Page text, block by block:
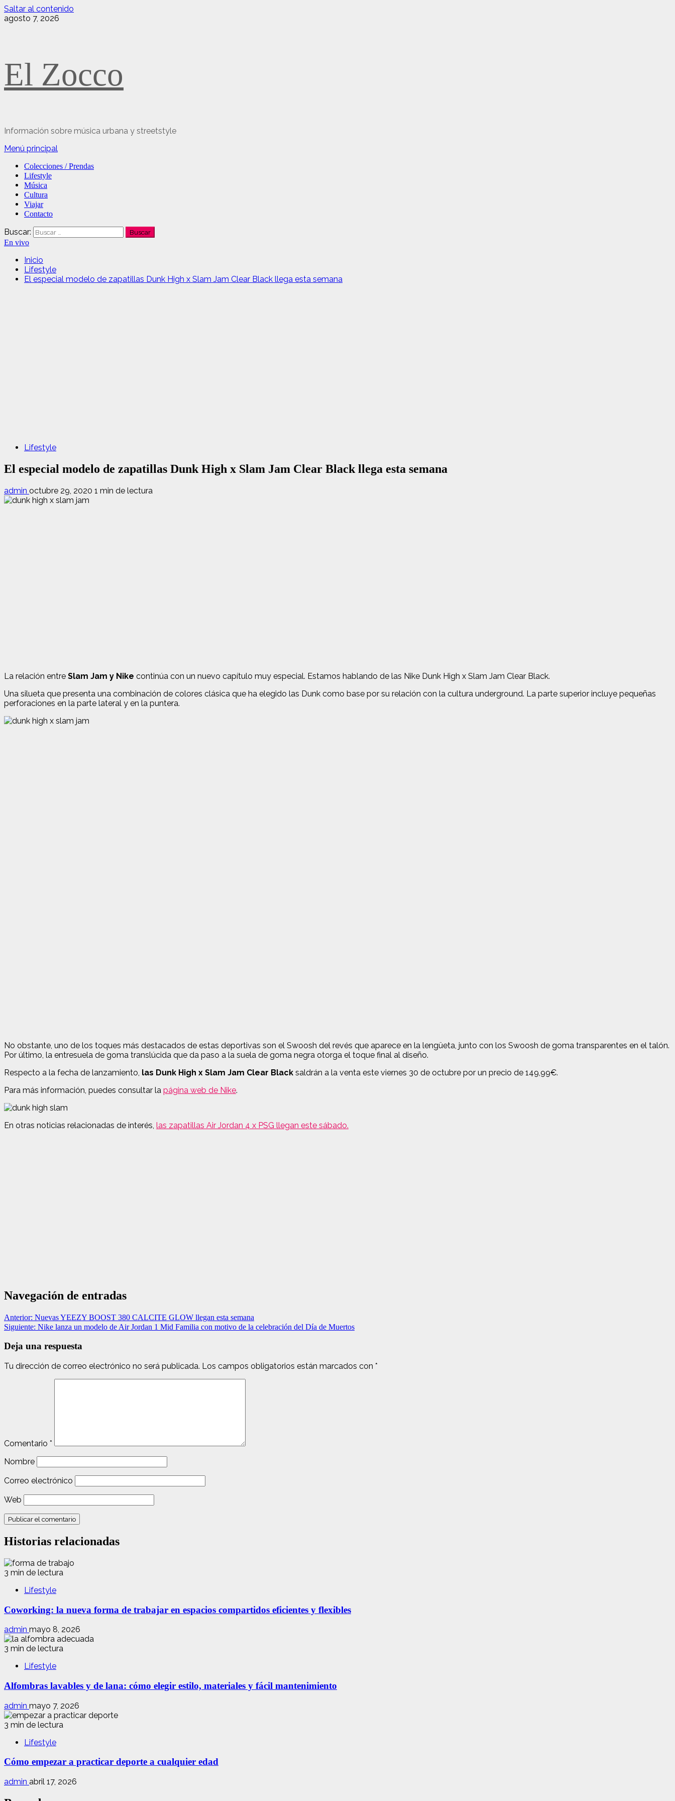
Saltar al contenido
agosto 7, 2026
El Zocco
Información sobre música urbana y streetstyle
Menú principal
Colecciones / Prendas
Lifestyle
Música
Cultura
Viajar
Contacto
Buscar:
En vivo
Inicio
Lifestyle
El especial modelo de zapatillas Dunk High x Slam Jam Clear Black llega esta semana
Lifestyle
El especial modelo de zapatillas Dunk High x Slam Jam Clear Black llega esta semana
admin octubre 29, 2020 1 min de lectura
La relación entre Slam Jam y Nike continúa con un nuevo capítulo muy especial. Estamos hablando de las Nike Dunk High x Slam Jam Clear Black.
Una silueta que presenta una combinación de colores clásica que ha elegido las Dunk como base por su relación con la cultura underground. La parte superior incluye pequeñas
perforaciones en la parte lateral y en la puntera.
No obstante, uno de los toques más destacados de estas deportivas son el Swoosh del revés que aparece en la lengüeta, junto con los Swoosh de goma transparentes en el talón.
Por último, la entresuela de goma translúcida que da paso a la suela de goma negra otorga el toque final al diseño.
Respecto a la fecha de lanzamiento, las Dunk High x Slam Jam Clear Black saldrán a la venta este viernes 30 de octubre por un precio de 149,99€.
Para más información, puedes consultar la página web de Nike.
En otras noticias relacionadas de interés, las zapatillas Air Jordan 4 x PSG llegan este sábado.
Navegación de entradas
Anterior: Nuevas YEEZY BOOST 380 CALCITE GLOW llegan esta semana
Siguiente: Nike lanza un modelo de Air Jordan 1 Mid Familia con motivo de la celebración del Día de Muertos
Deja una respuesta
Tu dirección de correo electrónico no será publicada. Los campos obligatorios están marcados con *
Comentario *
Nombre
Correo electrónico
Web
Historias relacionadas
3 min de lectura
Lifestyle
Coworking: la nueva forma de trabajar en espacios compartidos eficientes y flexibles
admin mayo 8, 2026
3 min de lectura
Lifestyle
Alfombras lavables y de lana: cómo elegir estilo, materiales y fácil mantenimiento
admin mayo 7, 2026
3 min de lectura
Lifestyle
Cómo empezar a practicar deporte a cualquier edad
admin abril 17, 2026